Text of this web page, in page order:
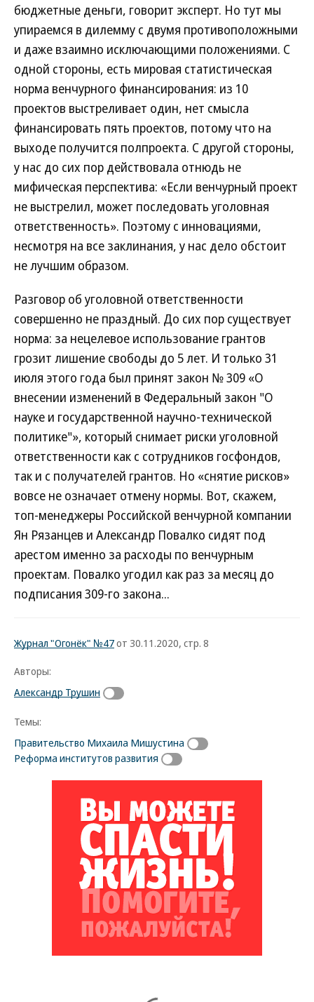
бюджетные деньги, говорит эксперт. Но тут мы
упираемся в дилемму с двумя противоположными
и даже взаимно исключающими положениями. С
одной стороны, есть мировая статистическая
норма венчурного финансирования: из 10
проектов выстреливает один, нет смысла
финансировать пять проектов, потому что на
выходе получится полпроекта. С другой стороны,
у нас до сих пор действовала отнюдь не
мифическая перспектива: «Если венчурный проект
не выстрелил, может последовать уголовная
ответственность». Поэтому с инновациями,
несмотря на все заклинания, у нас дело обстоит
не лучшим образом.
Разговор об уголовной ответственности
совершенно не праздный. До сих пор существует
норма: за нецелевое использование грантов
грозит лишение свободы до 5 лет. И только 31
июля этого года был принят закон № 309 «О
внесении изменений в Федеральный закон "О
науке и государственной научно-технической
политике"», который снимает риски уголовной
ответственности как с сотрудников госфондов,
так и с получателей грантов. Но «снятие рисков»
вовсе не означает отмену нормы. Вот, скажем,
топ-менеджеры Российской венчурной компании
Ян Рязанцев и Александр Повалко сидят под
арестом именно за расходы по венчурным
проектам. Повалко угодил как раз за месяц до
подписания 309-го закона...
Журнал "Огонёк" №47от 30.11.2020, стр. 8
Авторы:
Александр Трушин
Темы:
Правительство Михаила Мишустина
Реформа институтов развития